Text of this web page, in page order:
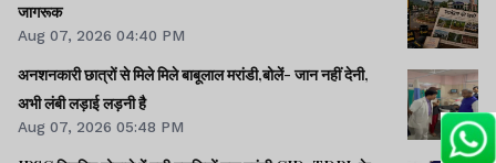
जागरूक
Aug 07, 2026 04:40 PM
अनशनकारी छात्रों से मिले मिले बाबूलाल मरांडी,बोलें- जान नहीं देनी,
अभी लंबी लड़ाई लड़नी है
Aug 07, 2026 05:48 PM